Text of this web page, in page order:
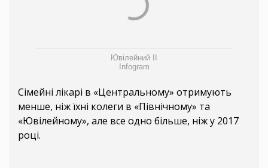
Ювілейний ІІ
Infogram
Сімейні лікарі в «Центральному» отримують
менше, ніж їхні колеги в «Північному» та
«Ювілейному», але все одно більше, ніж у 2017
році.